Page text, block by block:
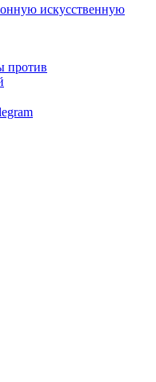
искусственную
против